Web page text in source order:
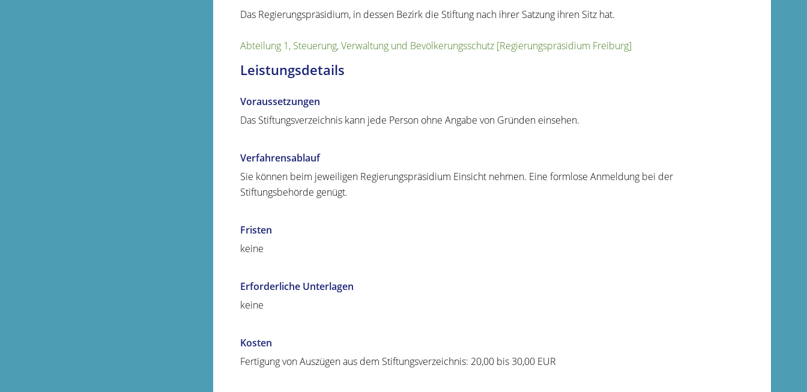
Das Regierungspräsidium, in dessen Bezirk die Stiftung nach ihrer Satzung ihren Sitz hat.
Abteilung 1, Steuerung, Verwaltung und Bevölkerungsschutz [Regierungspräsidium Freiburg]
Leistungsdetails
Voraussetzungen
Das Stiftungsverzeichnis kann jede Person ohne Angabe von Gründen einsehen.
Verfahrensablauf
Sie können beim jeweiligen Regierungspräsidium Einsicht nehmen. Eine formlose Anmeldung bei der
Stiftungsbehörde genügt.
Fristen
keine
Erforderliche Unterlagen
keine
Kosten
Fertigung von Auszügen aus dem Stiftungsverzeichnis: 20,00 bis 30,00 EUR